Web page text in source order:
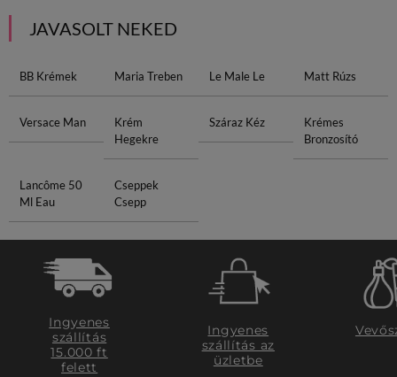
JAVASOLT NEKED
BB Krémek Maria Treben Le Male Le Matt Rúzs
Versace Man
Krém
Hegekre
Száraz Kéz
Krémes
Bronzosító
Lancôme 50
Ml Eau
Cseppek
Csepp
Ingyenes
szállítás
15.000 ft
felett
Ingyenes
szállítás az
üzletbe